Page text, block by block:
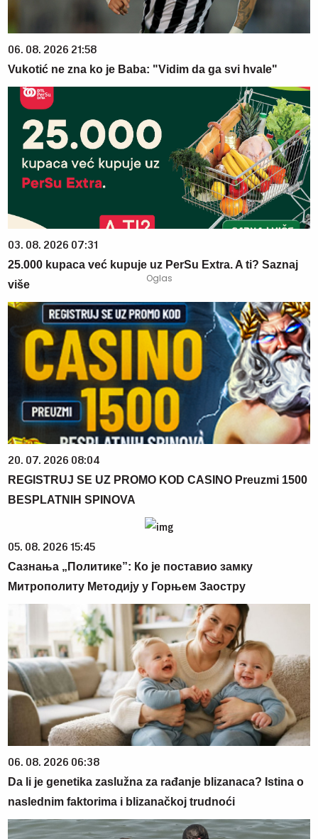
06. 08. 2026 21:58
Vukotić ne zna ko je Baba: "Vidim da ga svi hvale"
03. 08. 2026 07:31
25.000 kupaca već kupuje uz PerSu Extra. A ti? Saznaj
više
20. 07. 2026 08:04
REGISTRUJ SE UZ PROMO KOD CASINO Preuzmi 1500
BESPLATNIH SPINOVA
05. 08. 2026 15:45
Сазнања „Политике”: Ко је поставио замку
Митрополиту Методију у Горњем Заостру
06. 08. 2026 06:38
Da li je genetika zaslužna za rađanje blizanaca? Istina o
naslednim faktorima i blizanačkoj trudnoći